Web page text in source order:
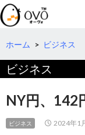
検
索
コ
テ
へ
移
動
ホーム > ビジネス
ビジネス
NY円、142
ビジネス 2024年1